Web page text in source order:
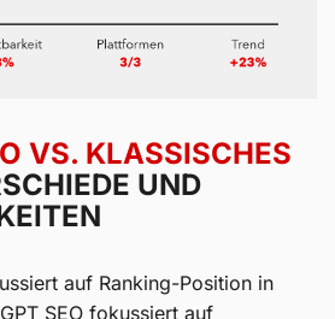
VS. KLASSISCHES
UND
auf Ranking-Position in
SEO fokussiert auf